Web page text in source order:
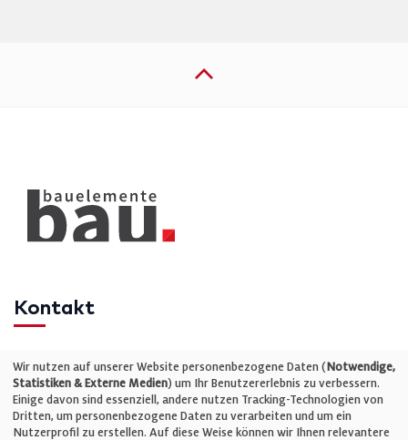
Kontakt
Telefon: +49 (0)711 2585563-0
E-Mail:info@bauelemente-bau.eu
Wir nutzen auf unserer Website personenbezogene Daten (Notwendige,
Statistiken & Externe Medien) um Ihr Benutzererlebnis zu verbessern.
Einige davon sind essenziell, andere nutzen Tracking-Technologien von
Dritten, um personenbezogene Daten zu verarbeiten und um ein
Nutzerprofil zu erstellen. Auf diese Weise können wir Ihnen relevantere